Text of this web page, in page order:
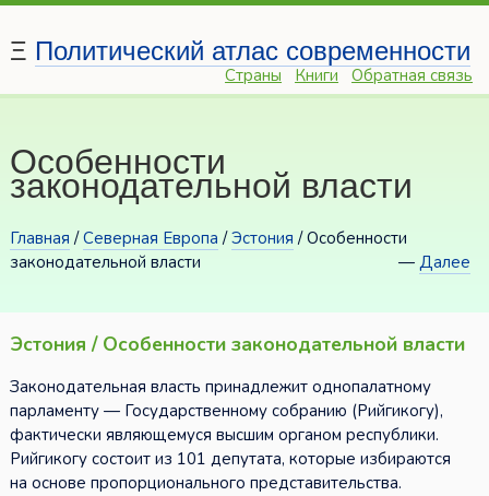
Ξ Политический атлас современности
Страны Книги Обратная связь
Особенности
законодательной власти
Главная /Северная Европа /Эстония / Особенности
законодательной власти
—Далее
Эстония / Особенности законодательной власти
Законодательная власть принадлежит однопалатному
парламенту — Государственному собранию (Рийгикогу),
фактически являющемуся высшим органом республики.
Рийгикогу состоит из 101 депутата, которые избираются
на основе пропорционального представительства.